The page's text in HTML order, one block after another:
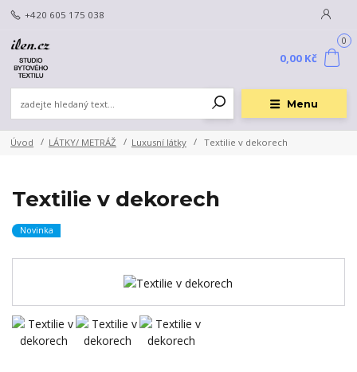
Menu
+420 605 175 038
0
0,00 Kč
Úvod LÁTKY/ METRÁŽ Luxusní látky Textilie v dekorech
Textilie v dekorech
Novinka